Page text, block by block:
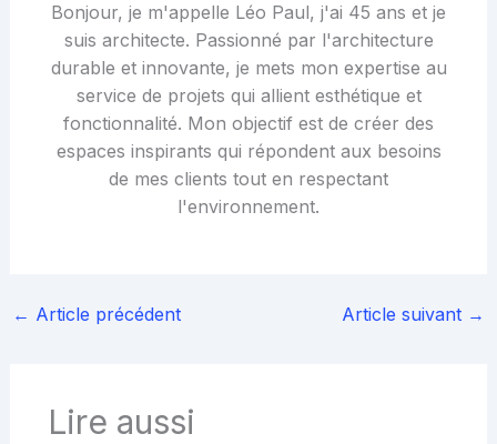
Bonjour, je m'appelle Léo Paul, j'ai 45 ans et je
suis architecte. Passionné par l'architecture
durable et innovante, je mets mon expertise au
service de projets qui allient esthétique et
fonctionnalité. Mon objectif est de créer des
espaces inspirants qui répondent aux besoins
de mes clients tout en respectant
l'environnement.
← Article précédent Article suivant →
Lire aussi